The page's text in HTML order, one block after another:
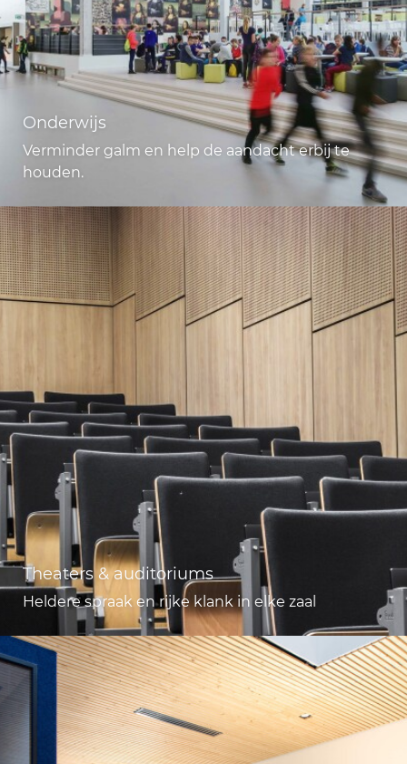
Onderwijs
Verminder galm en help de aandacht erbij te
houden.
Theaters & auditoriums
Heldere spraak en rijke klank in elke zaal